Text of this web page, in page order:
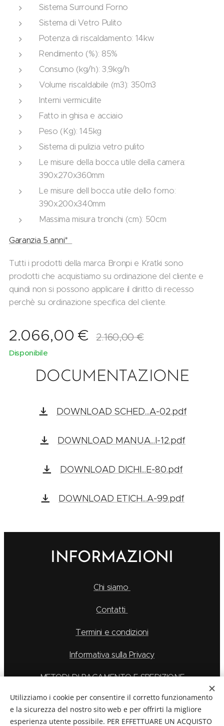
Sistema Surround Forno
Sistema di Vetro Pulito
Potenza di riscaldamento: 14kw
Rendimento (%): 85%
Consumo (kg/h): 3,9kg/h
Volume riscaldabile (m3): 350m3
Interni vermiculite
Fatto in ghisa e acciaio
Peso (Kg): 145kg
Sistema di pulizia vetro pulito
Le misure della bocca utile della camera:
390x270x360mm
Le misure dell bocca utile dello forno:
390x200x340mm
Massima misura tronchi (cm): 50cm
Garanzia 5 anni*
Tutti i prodotti della marca Bronpi e Kratki sono
prodotti che acquistiamo su ordinazione del cliente e
quindi non si possono applicare il diritto di recesso
perchè su ordinazione specifica del cliente.
2.066,00 € 2.160,00€
Disponibile
DOCUMENTAZIONE
DOWNLOAD SCHED...A-02.pdf
DOWNLOAD MANUA...I-12.pdf
DOWNLOAD DICHI...E-80.pdf
DOWNLOAD ETICH...A-99.pdf
INFORMAZIONI
Chi siamo
Contatti
Termini e condizioni
Informativa sulla Privacy
METODI DI PAGAMENTO E SPEDIZIONE
Utilizziamo i cookie per consentire il corretto funzionamento
e la sicurezza del nostro sito web e per offrirti la migliore
esperienza utente possibile. PER EFFETTUARE UN ACQUISTO